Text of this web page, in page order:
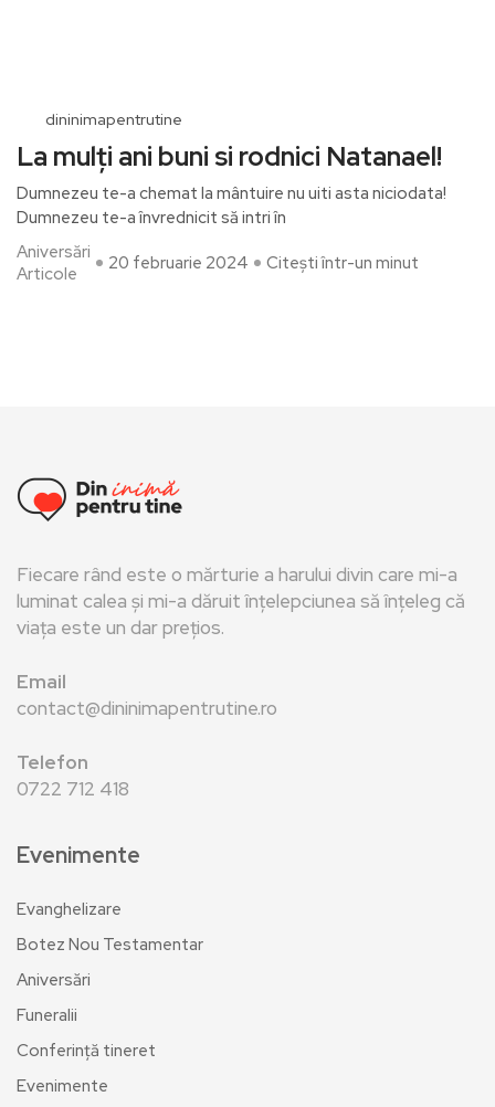
dininimapentrutine
La mulți ani buni si rodnici Natanael!
Dumnezeu te-a chemat la mântuire nu uiti asta niciodata!
Dumnezeu te-a învrednicit să intri în
Aniversări
Articole
20 februarie 2024 Citești într-un minut
Fiecare rând este o mărturie a harului divin care mi-a
luminat calea și mi-a dăruit înțelepciunea să înțeleg că
viața este un dar prețios.
Email
contact@dininimapentrutine.ro
Telefon
0722 712 418
Evenimente
Evanghelizare
Botez Nou Testamentar
Aniversări
Funeralii
Conferință tineret
Evenimente